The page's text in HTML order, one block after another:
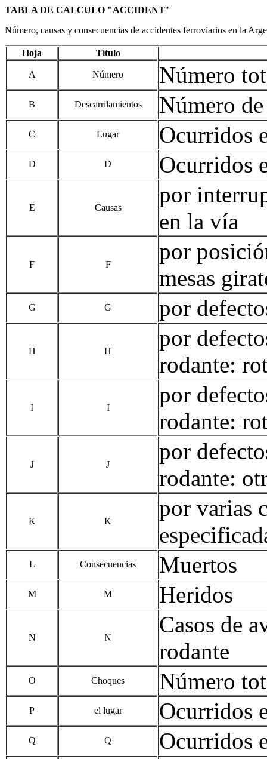
TABLA DE CALCULO "ACCIDENT"
Número, causas y consecuencias de accidentes ferroviarios en la
Hoja Título
A Número Número
B Descarrilamientos Número
C Lugar Ocurridos
D D Ocurridos
E Causas
por
en la vía
F F
por
mesas
G G por
H H
por
rodante:
I I
por
rodante:
J J
por
rodante:
K K
por varias
L Consecuencias Muertos
M M Heridos
N N
Casos de
rodante
O Choques Número
P el lugar Ocurridos
Q Q Ocurridos